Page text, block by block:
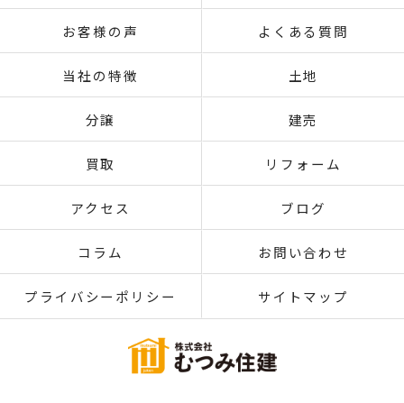
お客様の声 よくある質問
当社の特徴 土地
分譲 建売
買取 リフォーム
アクセス ブログ
コラム お問い合わせ
プライバシーポリシー サイトマップ